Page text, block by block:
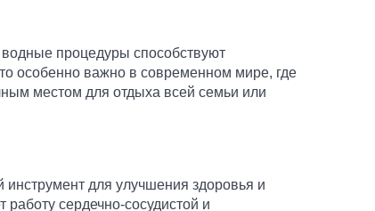
процедуры способствуют
особенно важно в современном мире, где
местом для отдыха всей семьи или
для улучшения здоровья и
сердечно-сосудистой и